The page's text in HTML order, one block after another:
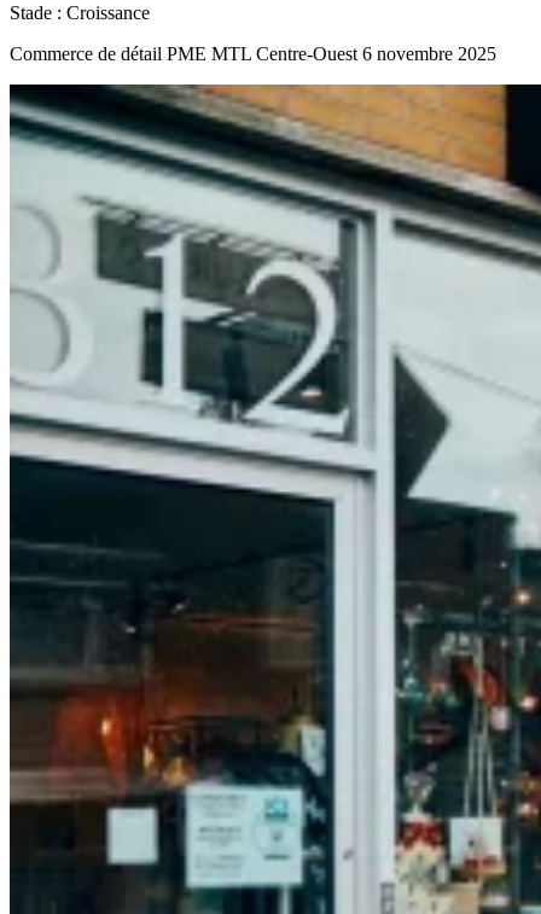
Stade : Croissance
Commerce de détail PME MTL Centre-Ouest 6 novembre 2025